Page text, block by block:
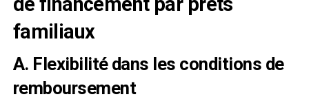
familiaux
A. Flexibilité dans les conditions de
remboursement